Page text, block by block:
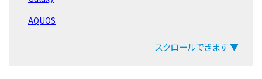
iPhone15 Pro Max
iPhone15 Pro
AQUOS
スクロールできます ▼